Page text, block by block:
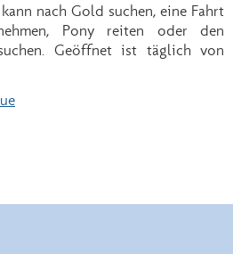
nach Gold suchen, eine Fahrt
Pony reiten oder den
Geöffnet ist täglich von